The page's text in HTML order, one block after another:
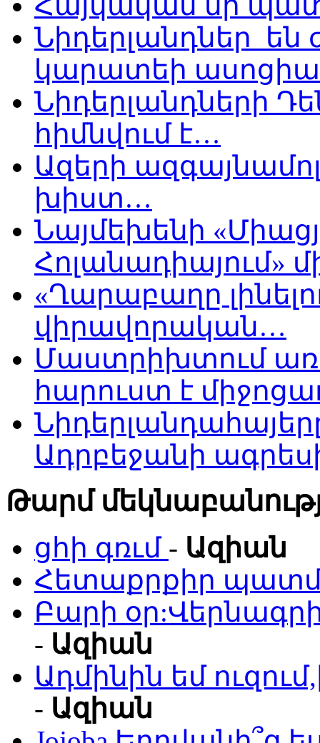
Նիդերլանդներ
կարատեի
Նիդերլանդների
հիմնվում է…
Ազերի
խիստ…
Նայմեխենի
Հոլանադիայում»
«Ղարաբաղը
վիրավորական…
Մաստրիխտում
հարուստ է
Ադրբեջանի
Թարմ
ցհի գռւմ - Ազիան
Հետաքրքիր
Բարի
- Ազիան
Ադմինին եմ
- Ազիան